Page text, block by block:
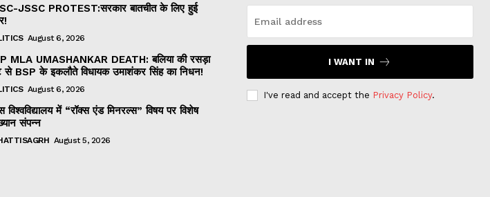
JSSC PROTEST:सरकार बातचीत के लिए हुई
August 6, 2026
MLA UMASHANKAR DEATH: बलिया की रसड़ा
से BSP के इकलौते विधायक उमाशंकर सिंह का निधन!
August 6, 2026
विश्वविद्यालय में “रॉक्स एंड मिनरल्स” विषय पर विशेष
संपन्न
August 5, 2026
I WANT IN
I've read and accept the Privacy Policy.